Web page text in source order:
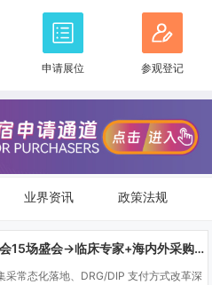
申请展位 参观登记
业界资讯 政策法规
高医会15场盛会→临床专家+海内外采购商双向对接
采常态化落地、DRG/DIP 支付方式改革深